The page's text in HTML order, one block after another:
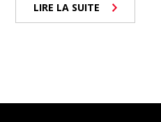
LIRE LA SUITE